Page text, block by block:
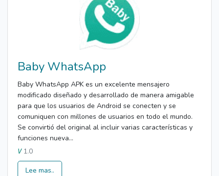
Baby WhatsApp
Baby WhatsApp APK es un excelente mensajero
modificado diseñado y desarrollado de manera amigable
para que los usuarios de Android se conecten y se
comuniquen con millones de usuarios en todo el mundo.
Se convirtió del original al incluir varias características y
funciones nueva...
V1.0
Lee mas..